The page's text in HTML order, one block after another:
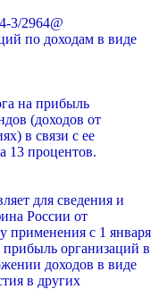
3/2964@
по доходам в виде
на прибыль
(доходов от
в связи с ее
13 процентов.
для сведения и
России от
применения с 1 января
прибыль организаций в
доходов в виде
в других